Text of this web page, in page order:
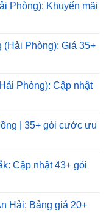
Phòng): Khuyến mãi
(Hải Phòng): Giá 35+
Phòng): Cập nhật
| 35+ gói cước ưu
Cập nhật 43+ gói
Hải: Bảng giá 20+